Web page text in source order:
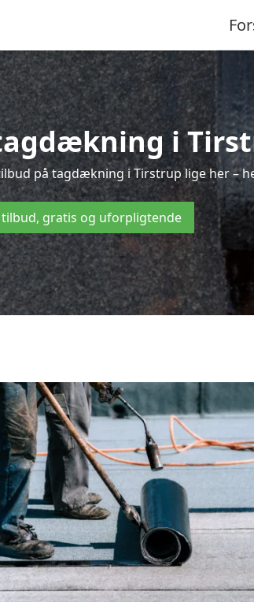
i
på tagdækning i Tirstrup lige her –
tilbud, gratis og uforpligtende